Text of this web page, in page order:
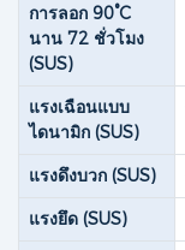
การลอก 90°C
นาน 72 ชั่วโมง
(SUS)
แรงเฉือนแบบ
ไดนามิก (SUS)
แรงดึงบวก (SUS)
แรงยึด (SUS)